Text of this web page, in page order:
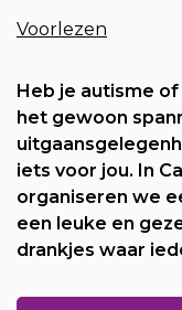
Voorlezen
Heb je autisme
het gewoon
iets voor jou. In
organiseren we
een leuke en
drankjes waar